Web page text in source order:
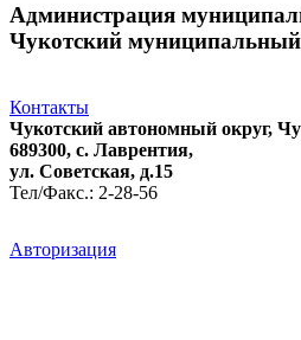
Администрация
Чукотский
Контакты
Чукотский автономный округ,
689300, с. Лаврентия,
ул. Советская, д.15
Тел/Факс.: 2-28-56
Авторизация